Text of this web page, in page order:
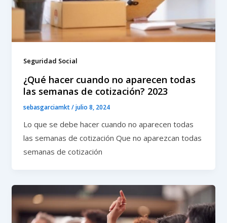
Seguridad Social
¿Qué hacer cuando no aparecen todas
las semanas de cotización? 2023
sebasgarciamkt/julio 8, 2024
Lo que se debe hacer cuando no aparecen todas
las semanas de cotización Que no aparezcan todas
semanas de cotización